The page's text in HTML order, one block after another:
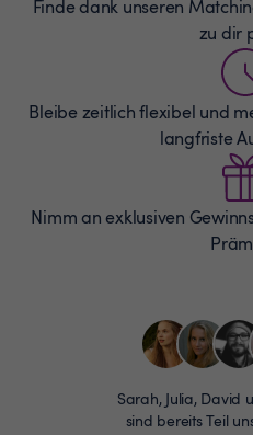
Finde dank unseren
zu dir
Bleibe zeitlich flexibel und
langfriste
Nimm an exklusiven
Sarah, Julia, David
sind bereits Teil